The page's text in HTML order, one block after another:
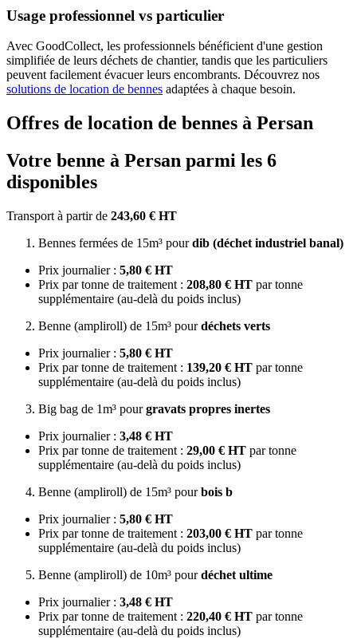
Usage professionnel vs particulier
Avec GoodCollect, les professionnels bénéficient d'une gestion
simplifiée de leurs déchets de chantier, tandis que les particuliers
peuvent facilement évacuer leurs encombrants. Découvrez nos
solutions de location de bennes adaptées à chaque besoin.
Offres de location de bennes à Persan
Votre benne à Persan parmi les 6
disponibles
Transport à partir de 243,60 € HT
Bennes fermées de 15m³ pourdib (déchet industriel banal)
Prix journalier : 5,80 € HT
Prix par tonne de traitement : 208,80 € HT par tonne
supplémentaire (au-delà du poids inclus)
Benne (ampliroll) de 15m³ pourdéchets verts
Prix journalier : 5,80 € HT
Prix par tonne de traitement : 139,20 € HT par tonne
supplémentaire (au-delà du poids inclus)
Big bag de 1m³ pourgravats propres inertes
Prix journalier : 3,48 € HT
Prix par tonne de traitement : 29,00 € HT par tonne
supplémentaire (au-delà du poids inclus)
Benne (ampliroll) de 15m³ pourbois b
Prix journalier : 5,80 € HT
Prix par tonne de traitement : 203,00 € HT par tonne
supplémentaire (au-delà du poids inclus)
Benne (ampliroll) de 10m³ pourdéchet ultime
Prix journalier : 3,48 € HT
Prix par tonne de traitement : 220,40 € HT par tonne
supplémentaire (au-delà du poids inclus)